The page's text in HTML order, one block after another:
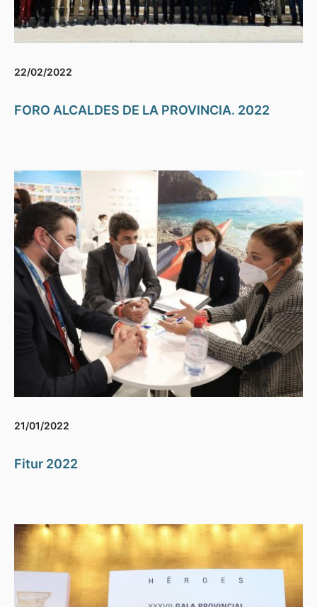
22/02/2022
FORO ALCALDES DE LA PROVINCIA. 2022
21/01/2022
Fitur 2022